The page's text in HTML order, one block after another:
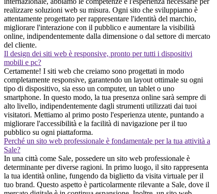
realizzare soluzioni web su misura. Ogni sito che sviluppiamo è
attentamente progettato per rappresentare l'identità del marchio,
migliorare l'interazione con il pubblico e aumentare la visibilità
online, indipendentemente dalla dimensione o dal settore di mercato
del cliente.
Il design dei siti web è responsive, pronto per tutti i dispositivi
mobili e pc?
Certamente! I siti web che creiamo sono progettati in modo
completamente responsive, garantendo un layout ottimale su ogni
tipo di dispositivo, sia esso un computer, un tablet o uno
smartphone. In questo modo, la tua presenza online sarà sempre di
alto livello, indipendentemente dagli strumenti utilizzati dai tuoi
visitatori. Mettiamo al primo posto l'esperienza utente, puntando a
migliorare l'accessibilità e la facilità di navigazione per il tuo
pubblico su ogni piattaforma.
Perché un sito web professionale è fondamentale per la tua attività a
Sale?
In una città come Sale, possedere un sito web professionale è
determinante per diverse ragioni. In primo luogo, il sito rappresenta
la tua identità online, fungendo da biglietto da visita virtuale per il
tuo brand. Questo aspetto è particolarmente rilevante a Sale, dove il